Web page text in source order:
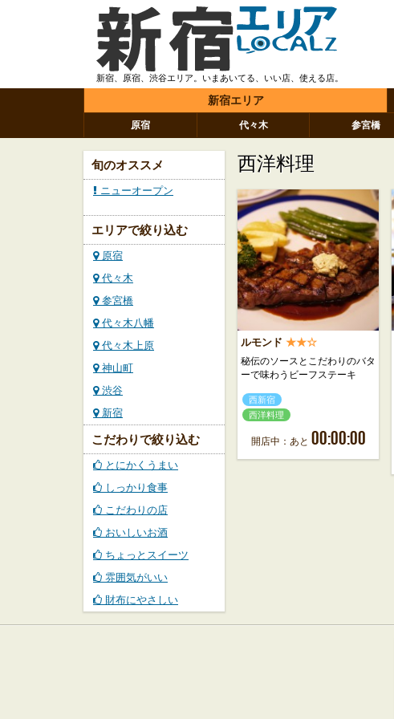
新宿、原宿、渋谷エリア。いまあいてる、いい店、使える店。
新宿エリア
原宿 代々木 参宮橋
旬のオススメ
ニューオープン
エリアで絞り込む
原宿
代々木
参宮橋
代々木八幡
代々木上原
神山町
渋谷
新宿
こだわりで絞り込む
とにかくうまい
しっかり食事
こだわりの店
おいしいお酒
ちょっとスイーツ
雰囲気がいい
財布にやさしい
西洋料理
ルモンド ★★☆
秘伝のソースとこだわりのバタ
ーで味わうビーフステーキ
西新宿
西洋料理
開店中：あと 00:00:00